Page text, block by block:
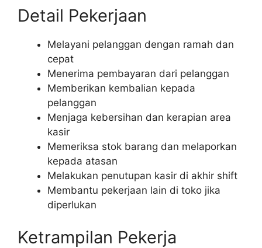
Detail Pekerjaan
Melayani pelanggan dengan ramah dan
cepat
Menerima pembayaran dari pelanggan
Memberikan kembalian kepada
pelanggan
Menjaga kebersihan dan kerapian area
kasir
Memeriksa stok barang dan melaporkan
kepada atasan
Melakukan penutupan kasir di akhir shift
Membantu pekerjaan lain di toko jika
diperlukan
Ketrampilan Pekerja